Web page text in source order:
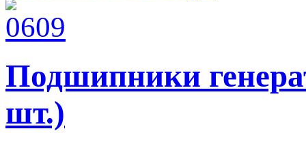
Подшипники
шт.)